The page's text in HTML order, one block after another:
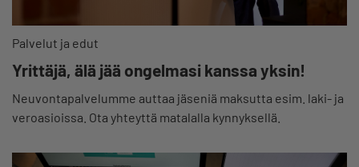
Palvelut ja edut
Yrittäjä, älä jää ongelmasi kanssa yksin!
Neuvontapalvelumme auttaa jäseniä maksutta esim. laki- ja
veroasioissa. Ota yhteyttä matalalla kynnyksellä.